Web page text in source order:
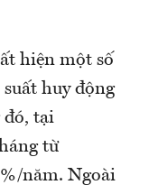
hiện một số
huy động
đó, tại
từ
năm. Ngoài